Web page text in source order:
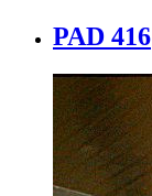
PAD 416